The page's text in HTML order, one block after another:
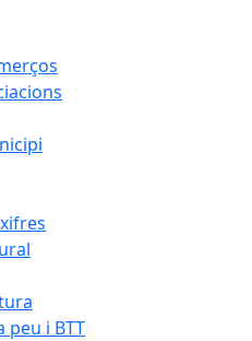
peu i BTT